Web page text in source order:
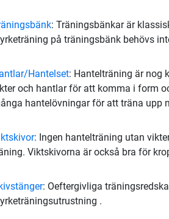
: Träningsbänkar är
på träningsbänk behövs
Hantelset: Hantelträning är nog
och hantlar för att komma i form
hantelövningar för att träna upp
: Ingen hantelträning utan
Viktskivorna är också bra för
: Oeftergivliga
.